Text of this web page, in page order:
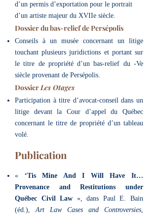
d’un permis d’exportation pour le portrait
d’un artiste majeur du XVIIe siècle.
Dossier du bas-relief de Persépolis
Conseils à un musée concernant un litige
touchant plusieurs juridictions et portant sur
le titre de propriété d’un bas-relief du -Ve
siècle provenant de Persépolis.
DossierLes Otages
Participation à titre d’avocat-conseil dans un
litige devant la Cour d’appel du Québec
concernant le titre de propriété d’un tableau
volé.
Publication
« ‘Tis Mine And I Will Have It…
Provenance and Restitutions under
Québec Civil Law », dans Paul E. Bain
(éd.),Art Law Cases and Controversies,